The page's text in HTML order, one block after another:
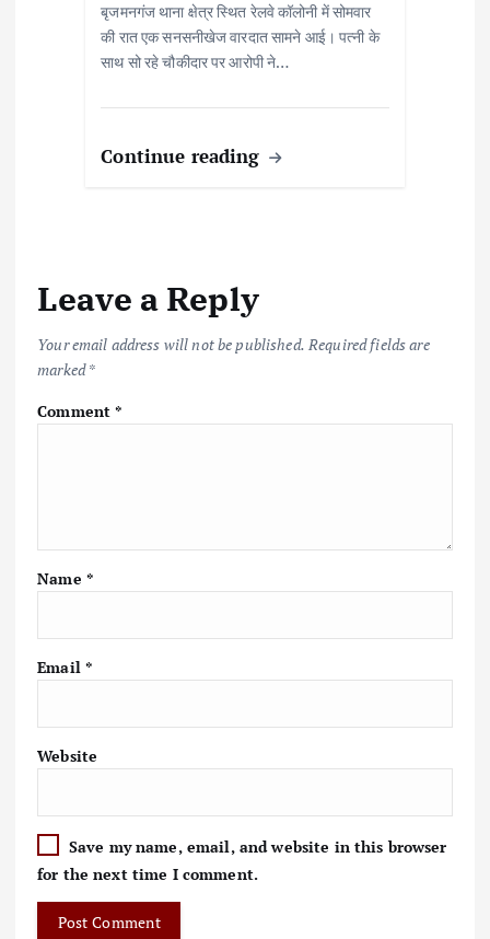
बृजमनगंज थाना क्षेत्र स्थित रेलवे कॉलोनी में सोमवार
की रात एक सनसनीखेज वारदात सामने आई। पत्नी के
साथ सो रहे चौकीदार पर आरोपी ने…
Continue reading
Leave a Reply
Your email address will not be published. Required fields are
marked*
Comment*
Name *
Email *
Website
Save my name, email, and website in this browser
for the next time I comment.